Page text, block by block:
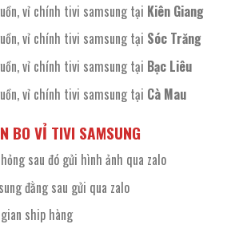
vỉ chính tivi samsung tại Kiên Giang
vỉ chính tivi samsung tại Sóc Trăng
vỉ chính tivi samsung tại Bạc Liêu
vỉ chính tivi samsung tại Cà Mau
BO VỈ TIVI SAMSUNG
sau đó gửi hình ảnh qua zalo
đằng sau gửi qua zalo
ship hàng